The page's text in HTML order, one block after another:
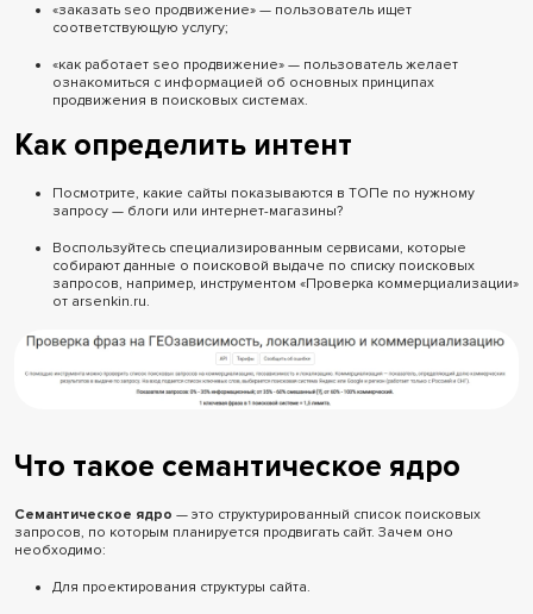
«заказать seo продвижение» — пользователь ищет
соответствующую услугу;
«как работает seo продвижение» — пользователь желает
ознакомиться с информацией об основных принципах
продвижения в поисковых системах.
Как определить интент
Посмотрите, какие сайты показываются в ТОПе по нужному
запросу — блоги или интернет-магазины?
Воспользуйтесь специализированным сервисами, которые
собирают данные о поисковой выдаче по списку поисковых
запросов, например, инструментом «Проверка коммерциализации»
от arsenkin.ru.
Что такое семантическое ядро
Семантическое ядро — это структурированный список поисковых
запросов, по которым планируется продвигать сайт. Зачем оно
необходимо:
Для проектирования структуры сайта.